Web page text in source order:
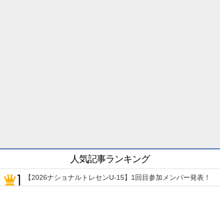
人気記事ランキング
【2026ナショナルトレセンU-15】1回目参加メンバー発表！